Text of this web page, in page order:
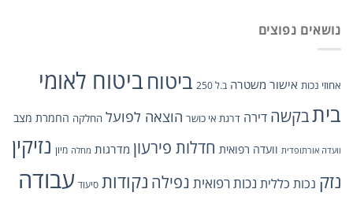
נושאים נפוצים
אחוזי נכות אישור משטרה ב.ל 250 ביטוחביטוח לאומי
ביתבקשה דירה דרגת אי כושר הוצאה לפועל החלקה החמרת מצב
וועדה אורתופדית וועדה רפואית חדלות פירעון מדרגות מחלה מיון נזיקין
נזק נכות כללית נכות רפואית נפילה נקודות סיעוד עבודה